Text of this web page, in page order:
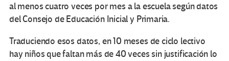
al menos cuatro veces por mes a la escuela según datos
del Consejo de Educación Inicial y Primaria.
Traduciendo esos datos, en 10 meses de ciclo lectivo
hay niños que faltan más de 40 veces sin justificación lo